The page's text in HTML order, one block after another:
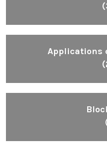
Applications